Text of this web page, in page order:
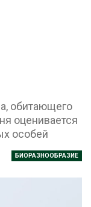
обитающего
оценивается
особей
БИОРАЗНООБРАЗИЕ